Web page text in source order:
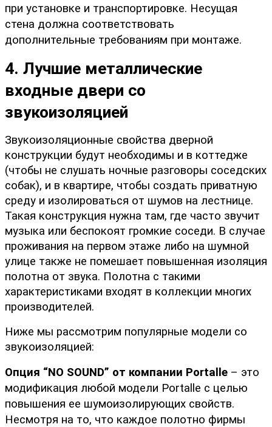
при установке и транспортировке. Несущая
стена должна соответствовать
дополнительные требованиям при монтаже.
4. Лучшие металлические
входные двери со
звукоизоляцией
Звукоизоляционные свойства дверной
конструкции будут необходимы и в коттедже
(чтобы не слушать ночные разговоры соседских
собак), и в квартире, чтобы создать приватную
среду и изолироваться от шумов на лестнице.
Такая конструкция нужна там, где часто звучит
музыка или беспокоят громкие соседи. В случае
проживания на первом этаже либо на шумной
улице также не помешает повышенная изоляция
полотна от звука. Полотна с такими
характеристиками входят в коллекции многих
производителей.
Ниже мы рассмотрим популярные модели со
звукоизоляцией:
Опция “NO SOUND” от компании Portalle – это
модификация любой модели Portalle с целью
повышения ее шумоизолирующих свойств.
Несмотря на то, что каждое полотно фирмы